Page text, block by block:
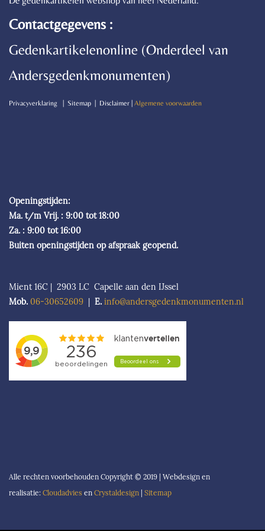
Contactgegevens :
Gedenkartikelenonline (Onderdeel van
Andersgedenkmonumenten)
Privacyverklaring | Sitemap | Disclaimer | Algemene voorwaarden
Openingstijden:
Ma. t/m Vrij. : 9:00 tot 18:00
Za. : 9:00 tot 16:00
Buiten openingstijden op afspraak geopend.
Mient 16C | 2903 LC Capelle aan den IJssel
Mob. 06-30652609 E. info@andersgedenkmonumenten.nl
Alle rechten voorbehouden Copyright © 2019 | Webdesign en
realisatie: Cloudadvies en Crystaldesign Sitemap